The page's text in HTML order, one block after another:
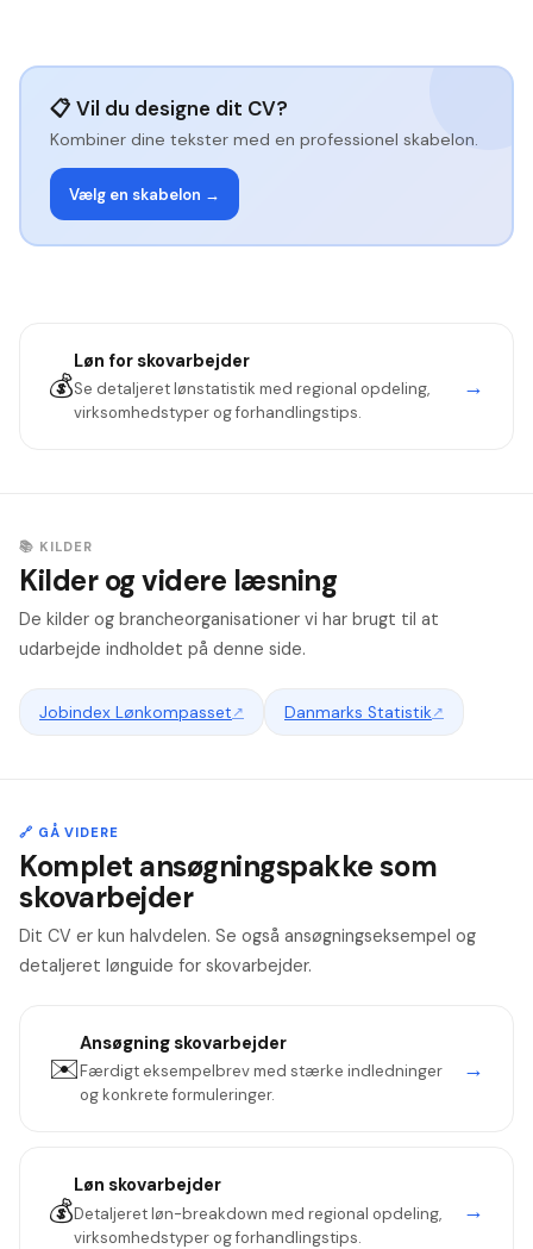
📋 Vil du designe dit CV?
Kombiner dine tekster med en professionel skabelon.
Vælg en skabelon →
💰
Løn forskovarbejder
Se detaljeret lønstatistik med regional opdeling,
virksomhedstyper og forhandlingstips.
→
📚 KILDER
Kilder og videre læsning
De kilder og brancheorganisationer vi har brugt til at
udarbejde indholdet på denne side.
Jobindex Lønkompasset↗ Danmarks Statistik↗
🔗 GÅ VIDERE
Komplet ansøgningspakke som
skovarbejder
Dit CV er kun halvdelen. Se også ansøgningseksempel og
detaljeret lønguide for skovarbejder.
✉️
Ansøgningskovarbejder
Færdigt eksempelbrev med stærke indledninger
og konkrete formuleringer.
→
💰
Løn skovarbejder
Detaljeret løn-breakdown med regional opdeling,
virksomhedstyper og forhandlingstips.
→